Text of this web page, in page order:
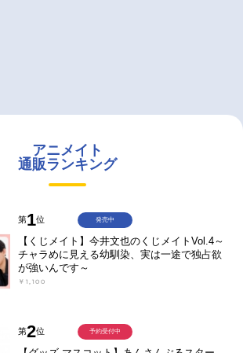
アニメイト
通販ランキング
第1位
【くじメイト】今井文也のくじメイトVol.4～
チャラめに見える幼馴染、実は一途で独占欲
が強いんです～
￥1,100
発売中
第2位 予約受付中